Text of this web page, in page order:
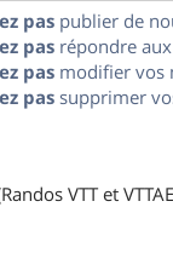
pas publier de
pas répondre
pas modifier vos
passupprimer
VTT et